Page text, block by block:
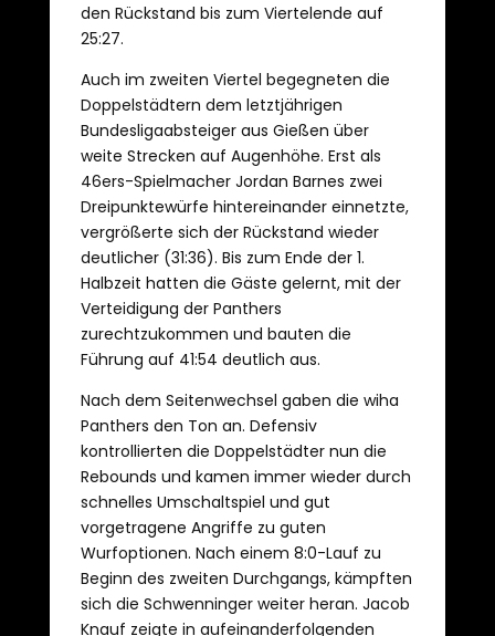
den Rückstand bis zum Viertelende auf
25:27.
Auch im zweiten Viertel begegneten die
Doppelstädtern dem letztjährigen
Bundesligaabsteiger aus Gießen über
weite Strecken auf Augenhöhe. Erst als
46ers-Spielmacher Jordan Barnes zwei
Dreipunktewürfe hintereinander einnetzte,
vergrößerte sich der Rückstand wieder
deutlicher (31:36). Bis zum Ende der 1.
Halbzeit hatten die Gäste gelernt, mit der
Verteidigung der Panthers
zurechtzukommen und bauten die
Führung auf 41:54 deutlich aus.
Nach dem Seitenwechsel gaben die wiha
Panthers den Ton an. Defensiv
kontrollierten die Doppelstädter nun die
Rebounds und kamen immer wieder durch
schnelles Umschaltspiel und gut
vorgetragene Angriffe zu guten
Wurfoptionen. Nach einem 8:0-Lauf zu
Beginn des zweiten Durchgangs, kämpften
sich die Schwenninger weiter heran. Jacob
Knauf zeigte in aufeinanderfolgenden